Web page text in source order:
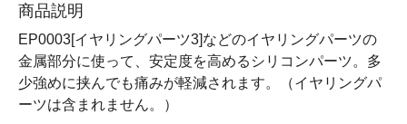
商品説明
EP0003[イヤリングパーツ3]などのイヤリングパーツの
金属部分に使って、安定度を高めるシリコンパーツ。多
少強めに挟んでも痛みが軽減されます。（イヤリングパ
ーツは含まれません。）